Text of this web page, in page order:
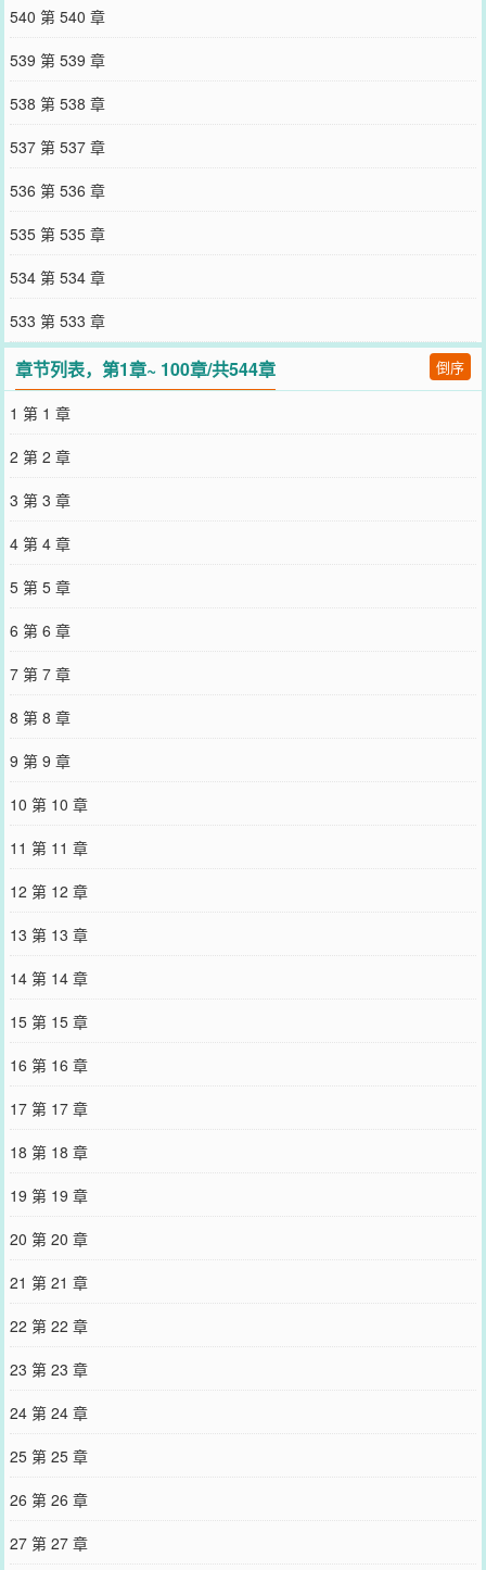
540 第 540 章
539 第 539 章
538 第 538 章
537 第 537 章
536 第 536 章
535 第 535 章
534 第 534 章
533 第 533 章
章节列表，第1章~ 100章/共544章 倒序
1 第 1 章
2 第 2 章
3 第 3 章
4 第 4 章
5 第 5 章
6 第 6 章
7 第 7 章
8 第 8 章
9 第 9 章
10 第 10 章
11 第 11 章
12 第 12 章
13 第 13 章
14 第 14 章
15 第 15 章
16 第 16 章
17 第 17 章
18 第 18 章
19 第 19 章
20 第 20 章
21 第 21 章
22 第 22 章
23 第 23 章
24 第 24 章
25 第 25 章
26 第 26 章
27 第 27 章